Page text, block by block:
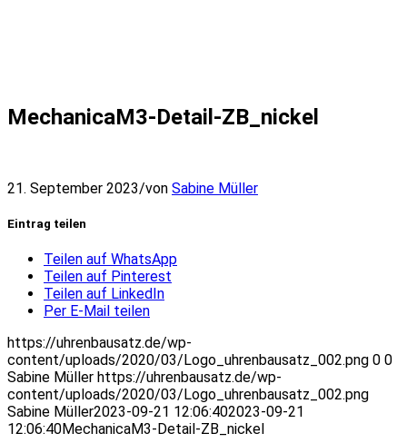
MechanicaM3-Detail-ZB_nickel
21. September 2023/von Sabine Müller
Eintrag teilen
Teilen auf WhatsApp
Teilen auf Pinterest
Teilen auf LinkedIn
Per E-Mail teilen
https://uhrenbausatz.de/wp-
content/uploads/2020/03/Logo_uhrenbausatz_002.png 0 0
Sabine Müller https://uhrenbausatz.de/wp-
content/uploads/2020/03/Logo_uhrenbausatz_002.png
Sabine Müller2023-09-21 12:06:402023-09-21
12:06:40MechanicaM3-Detail-ZB_nickel